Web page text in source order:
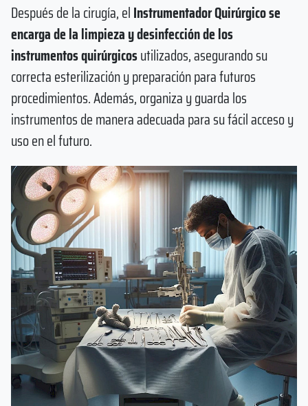
Después de la cirugía, elInstrumentador Quirúrgico se
encarga de la limpieza y desinfección de los
instrumentos quirúrgicosutilizados, asegurando su
correcta esterilización y preparación para futuros
procedimientos. Además, organiza y guarda los
instrumentos de manera adecuada para su fácil acceso y
uso en el futuro.